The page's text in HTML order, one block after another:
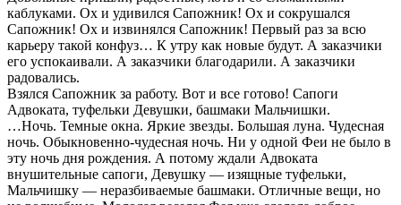
каблуками. Ох и удивился Сапожник! Ох и сокрушался
Сапожник! Ох и извинялся Сапожник! Первый раз за всю
карьеру такой конфуз… К утру как новые будут. А заказчики
его успокаивали. А заказчики благодарили. А заказчики
радовались.
Взялся Сапожник за работу. Вот и все готово! Сапоги
Адвоката, туфельки Девушки, башмаки Мальчишки.
…Ночь. Темные окна. Яркие звезды. Большая луна. Чудесная
ночь. Обыкновенно-чудесная ночь. Ни у одной Феи не было в
эту ночь дня рождения. А потому ждали Адвоката
внушительные сапоги, Девушку — изящные туфельки,
Мальчишку — неразбиваемые башмаки. Отличные вещи, но